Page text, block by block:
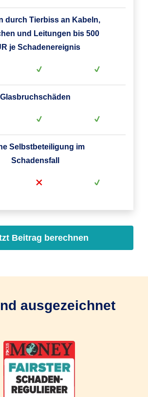
durch Tierbiss an Kabeln,
und Leitungen bis 500
je Schadenereignis
Glasbruchschäden
Selbstbeteiligung im
Schadensfall
Beitrag berechnen
ausgezeichnet